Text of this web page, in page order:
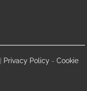
Privacy Policy - Cookie